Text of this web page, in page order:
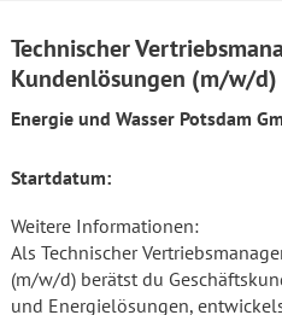
Technischer
Kundenlösungen (m/w/d)
Energie und Wasser Potsdam
Startdatum:
Weitere Informationen:
Als Technischer
(m/w/d) berätst du
und Energielösungen,